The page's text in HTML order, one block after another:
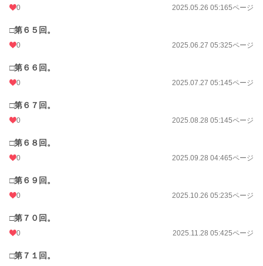
0 2025.05.26 05:165ページ
□第６５回。
0 2025.06.27 05:325ページ
□第６６回。
0 2025.07.27 05:145ページ
□第６７回。
0 2025.08.28 05:145ページ
□第６８回。
0 2025.09.28 04:465ページ
□第６９回。
0 2025.10.26 05:235ページ
□第７０回。
0 2025.11.28 05:425ページ
□第７１回。